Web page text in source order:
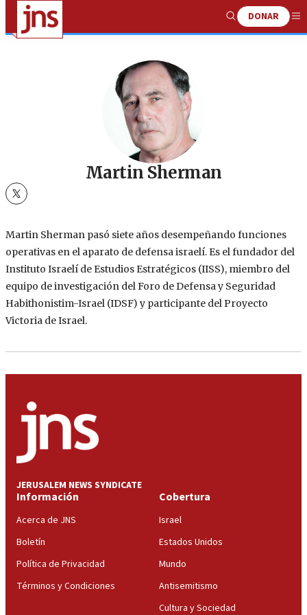
Show
Search
DONAR
Martin Sherman
twitter
Martin Sherman pasó siete años desempeñando funciones
operativas en el aparato de defensa israelí. Es el fundador del
Instituto Israelí de Estudios Estratégicos (IISS), miembro del
equipo de investigación del Foro de Defensa y Seguridad
Habithonistim-Israel (IDSF) y participante del Proyecto
Victoria de Israel.
JERUSALEM NEWS SYNDICATE
Información
Acerca de JNS
Boletín
Política de Privacidad
Términos y Condiciones
Cobertura
Israel
Estados Unidos
Mundo
Antisemitismo
Cultura y Sociedad